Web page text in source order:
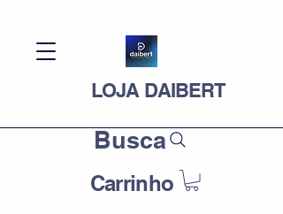
LOJA DAIBERT
Busca
Carrinho